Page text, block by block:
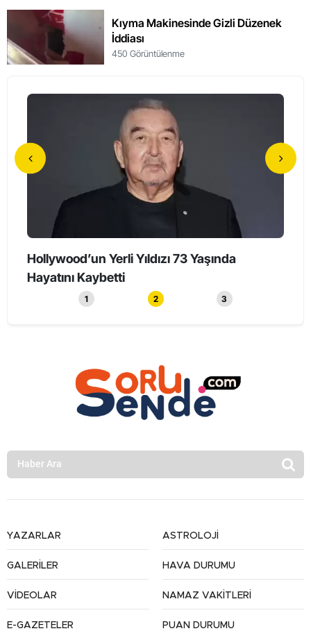
Kıyma Makinesinde Gizli Düzenek
İddiası
450 Görüntülenme
Hollywood’un Yerli Yıldızı 73 Yaşında
Hayatını Kaybetti
1 2 3
YAZARLAR
GALERİLER
VİDEOLAR
E-GAZETELER
ASTROLOJİ
HAVA DURUMU
NAMAZ VAKİTLERİ
PUAN DURUMU